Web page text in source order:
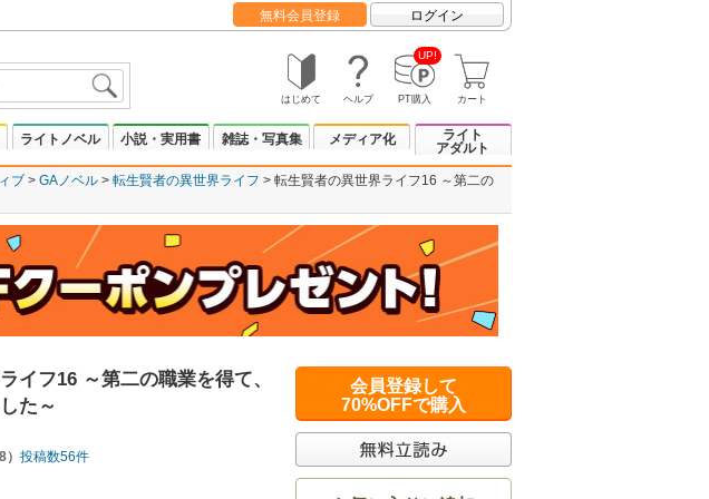
無料会員登録 ログイン
はじめて ヘルプ
UP!
PT購入 カート
ライトノベル 小説・実用書 雑誌・写真集 メディア化
ライト
アダルト
ブ GAノベル 転生賢者の異世界ライフ
転生賢者の異世界ライフ16 ～第二の
イフ16 ～第二の職業を得て、
た～
） 投稿数56件
会員登録して
70%OFFで購入